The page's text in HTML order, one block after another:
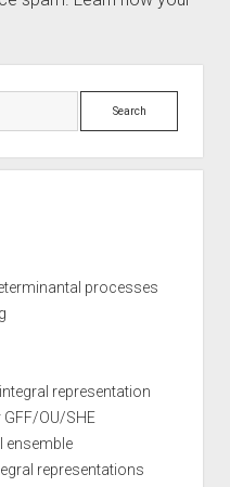
Search
processes
representation
OU/SHE
ensemble
representations